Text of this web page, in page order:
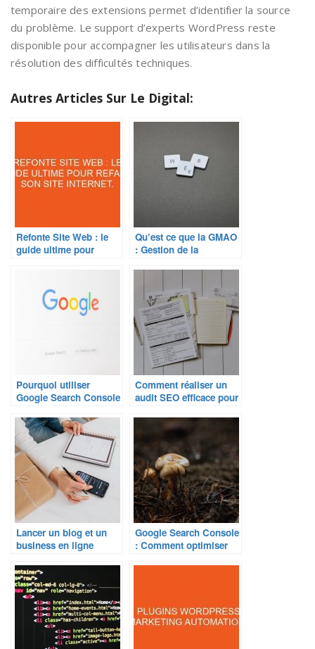
temporaire des extensions permet d’identifier la source
du problème. Le support d’experts WordPress reste
disponible pour accompagner les utilisateurs dans la
résolution des difficultés techniques.
Autres Articles Sur Le Digital:
Refonte Site Web : le
guide ultime pour
Qu’est ce que la GMAO
: Gestion de la
Pourquoi utiliser
Google Search Console
référencement ?
Comment réaliser un
audit SEO efficace pour
référencement ?
Lancer un blog et un
business en ligne
Google Search Console
: Comment optimiser